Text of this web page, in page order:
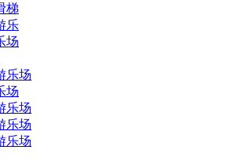
梯
乐
场
乐场
场
乐场
乐场
乐场